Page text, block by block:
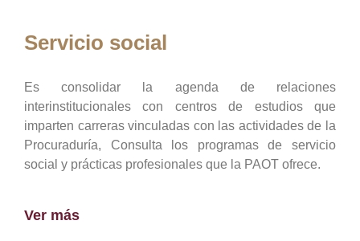
Servicio social
Es consolidar la agenda de relaciones
interinstitucionales con centros de estudios que
imparten carreras vinculadas con las actividades de la
Procuraduría, Consulta los programas de servicio
social y prácticas profesionales que la PAOT ofrece.
Ver más